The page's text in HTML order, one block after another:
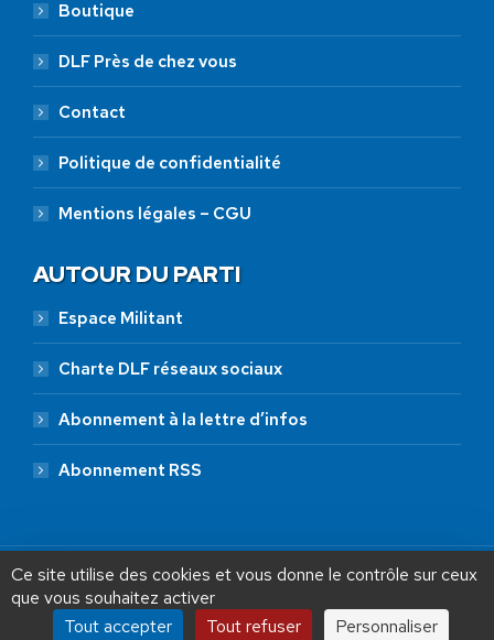
Boutique
DLF Près de chez vous
Contact
Politique de confidentialité
Mentions légales – CGU
AUTOUR DU PARTI
Espace Militant
Charte DLF réseaux sociaux
Abonnement à la lettre d’infos
Abonnement RSS
Ce site utilise des cookies et vous donne le contrôle sur ceux
que vous souhaitez activer
Tout accepter
Tout refuser Personnaliser